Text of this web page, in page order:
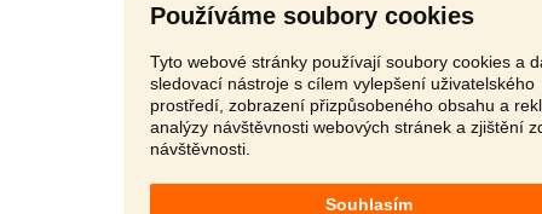
Používáme soubory cookies
Tyto webové stránky používají soubory cookies a
sledovací nástroje s cílem vylepšení uživatelského
prostředí, zobrazení přizpůsobeného obsahu a
analýzy návštěvnosti webových stránek a zjištění
návštěvnosti.
Souhlasím